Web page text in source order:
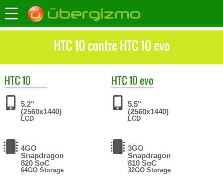
HTC 10 contre HTC 10 evo
HTC10
5.2"
(2560x1440)
LCD
4GO
Snapdragon
820 SoC
64GO Storage
HTC10 evo
5.5"
(2560x1440)
LCD
3GO
Snapdragon
810 SoC
32GO Storage